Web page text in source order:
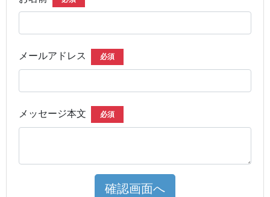
メールアドレス 必須
メッセージ本文 必須
確認画面へ